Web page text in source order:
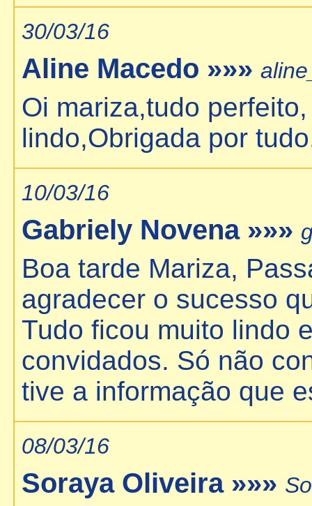
30/03/16
Aline Macedo »»»
Oi mariza,tudo
lindo,Obrigada por
10/03/16
Gabriely Novena »»»
Boa tarde Mariza,
agradecer o sucesso
Tudo ficou muito lindo
convidados. Só não
tive a informação que
08/03/16
Soraya Oliveira »»»